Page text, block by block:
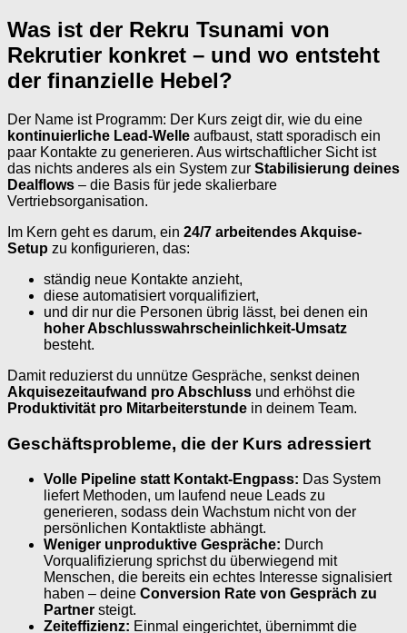
Was ist der Rekru Tsunami von
Rekrutier konkret – und wo entsteht
der finanzielle Hebel?
Der Name ist Programm: Der Kurs zeigt dir, wie du eine
kontinuierliche Lead-Welle aufbaust, statt sporadisch ein
paar Kontakte zu generieren. Aus wirtschaftlicher Sicht ist
das nichts anderes als ein System zur Stabilisierung deines
Dealflows – die Basis für jede skalierbare
Vertriebsorganisation.
Im Kern geht es darum, ein 24/7 arbeitendes Akquise-
Setup zu konfigurieren, das:
ständig neue Kontakte anzieht,
diese automatisiert vorqualifiziert,
und dir nur die Personen übrig lässt, bei denen ein
hoher Abschlusswahrscheinlichkeit-Umsatz
besteht.
Damit reduzierst du unnütze Gespräche, senkst deinen
Akquisezeitaufwand pro Abschluss und erhöhst die
Produktivität pro Mitarbeiterstunde in deinem Team.
Geschäftsprobleme, die der Kurs adressiert
Volle Pipeline statt Kontakt-Engpass: Das System
liefert Methoden, um laufend neue Leads zu
generieren, sodass dein Wachstum nicht von der
persönlichen Kontaktliste abhängt.
Weniger unproduktive Gespräche: Durch
Vorqualifizierung sprichst du überwiegend mit
Menschen, die bereits ein echtes Interesse signalisiert
haben – deine Conversion Rate von Gespräch zu
Partner steigt.
Zeiteffizienz: Einmal eingerichtet, übernimmt die